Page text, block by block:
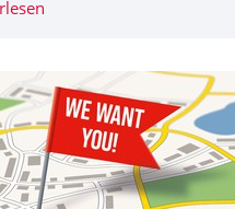
TUD|excite: Neue